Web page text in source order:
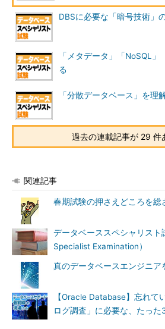
リス
損失を受ける資源を
リス
契約を通じてリスク
リスク
ファイ
リス
ク保
対策を講じず、リス
ること（予め損害額
リス
ク移
転
資金面の対策を講じ
なリスクを移転させ
等）
情報セキュリティの3要素
情報セキュリティの国際標準規格ISO/
5080）では、情報セキュリティで守る
定義しています。
（Confidantialy）
こと。
信傍受などを防ぐ
完全性
情報及び情報処理
DBSに必要な「暗号技術」
「メタデータ」「NoSQL
る
「分散データベース」を理
過去の連載記事が 29 件
関連記事
春期試験の押さえどころを総
データベーススペシャリス
Specialist Examination）
真のデータベースエンジニア
【Oracle Database】忘れて
ログ調査」に必要な、たった